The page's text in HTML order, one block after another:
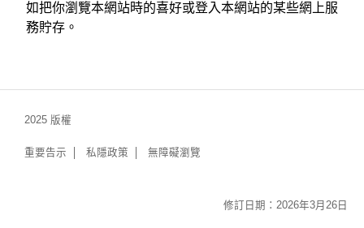
如把你瀏覽本網站時的喜好或登入本網站的某些網上服
務貯存。
2025 版權
重要告示 私隱政策 無障礙瀏覽
修訂日期：2026年3月26日